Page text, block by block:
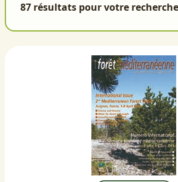
87 résultats pour votre recherche